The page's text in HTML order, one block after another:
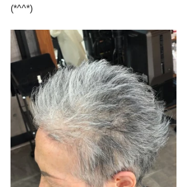
(*^^*)